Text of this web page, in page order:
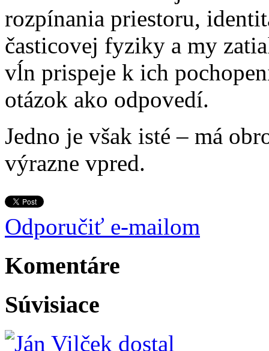
rozpínania priestoru,
časticovej fyziky a my
vĺn prispeje k ich
otázok ako odpovedí.
Jedno je však isté – má
výrazne vpred.
Odporučiť e-mailom
Komentáre
Súvisiace